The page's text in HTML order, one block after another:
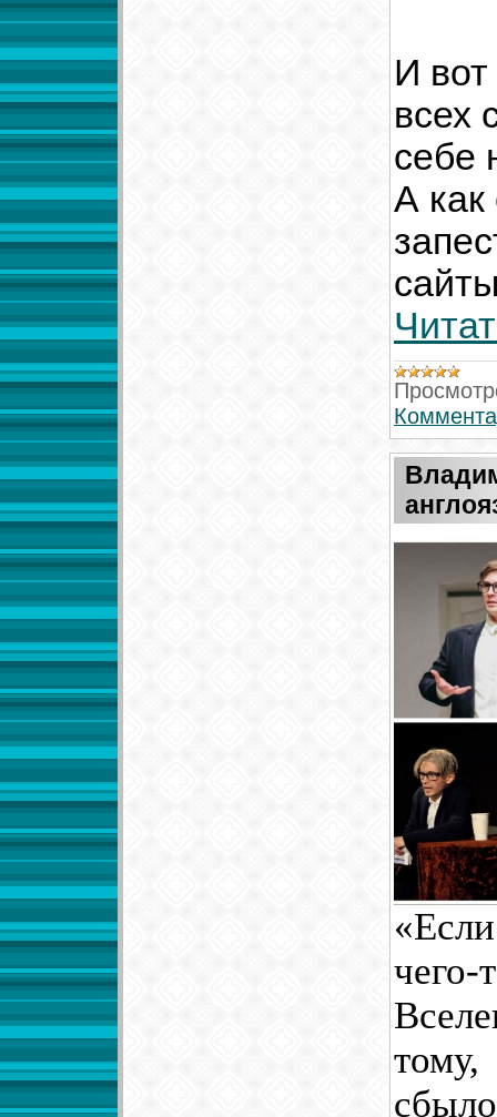
И
всех
себе
А как